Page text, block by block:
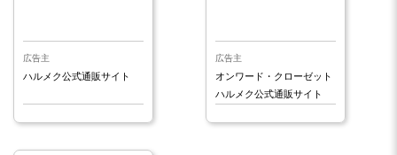
広告主
ハルメク公式通販サイト
広告主
オンワード・クローゼット
ハルメク公式通販サイト